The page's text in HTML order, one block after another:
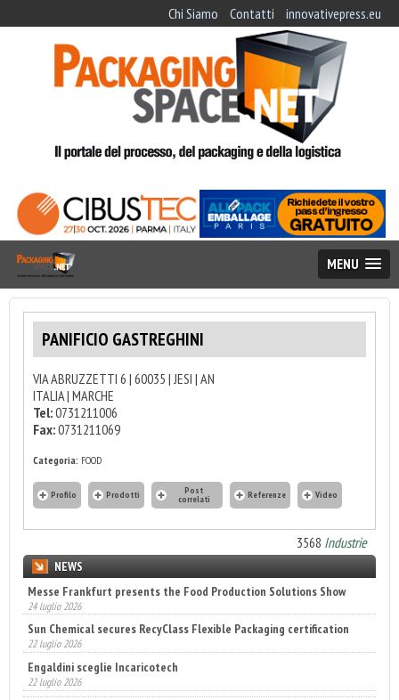
Chi Siamo Contatti innovativepress.eu
MENU
PANIFICIO GASTREGHINI
VIA ABRUZZETTI 6 | 60035 | JESI | AN
ITALIA | MARCHE
Tel:0731211006
Fax:0731211069
Categoria: FOOD
Profilo Prodotti Post
correlati Referenze Video
3568 Industrie
NEWS
Messe Frankfurt presents the Food Production Solutions Show
24 luglio 2026
Sun Chemical secures RecyClass Flexible Packaging certification
22 luglio 2026
Engaldini sceglie Incaricotech
22 luglio 2026
Annunciati i finalisti dei Diamonds Awards 2026 di FTA Europe
14 luglio 2026